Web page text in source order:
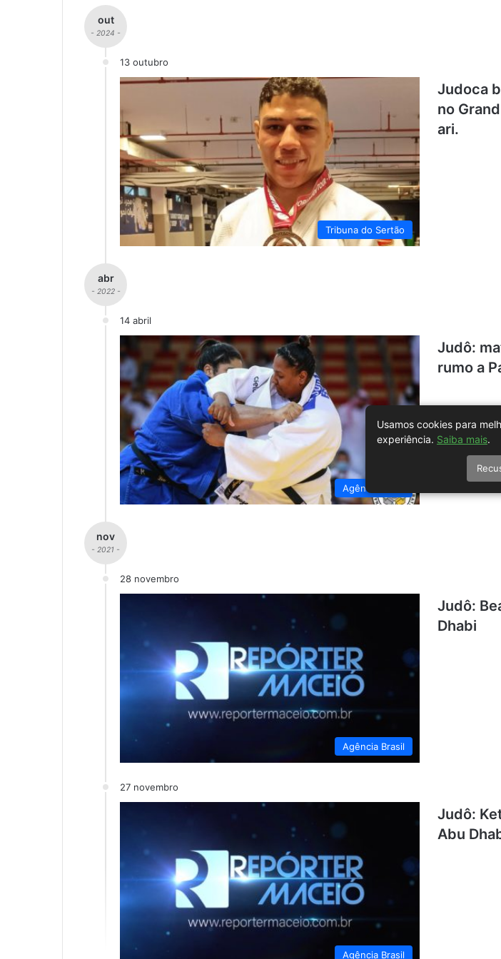
out
- 2024 -
13 outubro
Tribuna do Sertão
Judoca
no
ari.
abr
- 2022 -
14 abril
Agência Brasil
Judô:
rumo a
nov
- 2021 -
28 novembro
Agência Brasil
Judô:
Dhabi
27 novembro
Agência Brasil
Judô:
Abu
Usamos cookies para
experiência. Saiba mais.